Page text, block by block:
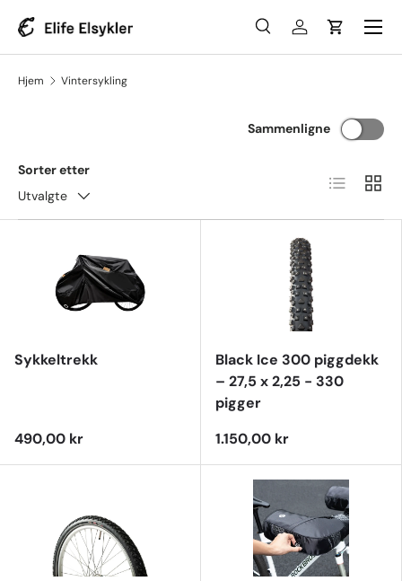
Gå til innhold
Søk
Søk Logg inn
Meny
Hjem Vintersykling
Sorter etter
Utvalgte
Sammenligne
Liste
Sykkeltrekk
490,00 kr
Black Ice 300 piggdekk
– 27,5 x 2,25 - 330
pigger
1.150,00 kr